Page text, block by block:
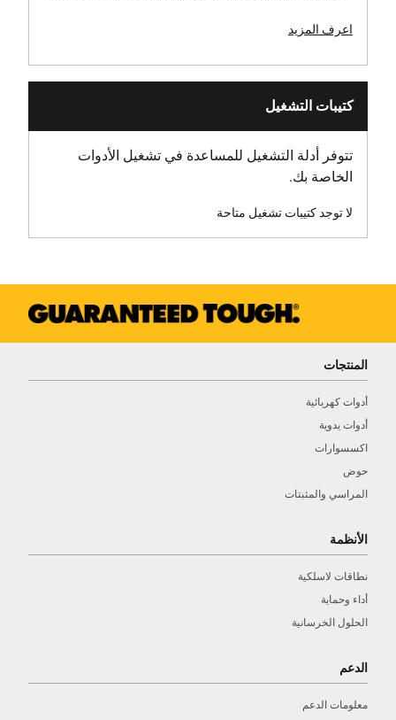
اعرف المزيد
كتيبات التشغيل
تتوفر أدلة التشغيل للمساعدة في تشغيل الأدوات
الخاصة بك.
لا توجد كتيبات تشغيل متاحة
المنتجات
أدوات كهربائية
أدوات يدوية
اكسسوارات
حوض
المراسي والمثبتات
الأنظمة
نطاقات لاسلكية
أداء وحماية
الحلول الخرسانية
الدعم
معلومات الدعم